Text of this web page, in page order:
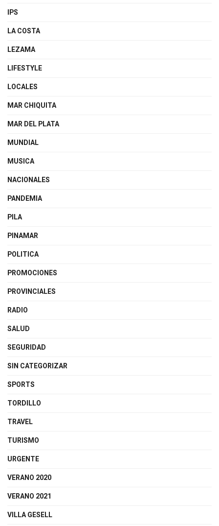
IPS
LA COSTA
LEZAMA
LIFESTYLE
LOCALES
MAR CHIQUITA
MAR DEL PLATA
MUNDIAL
MUSICA
NACIONALES
PANDEMIA
PILA
PINAMAR
POLITICA
PROMOCIONES
PROVINCIALES
RADIO
SALUD
SEGURIDAD
SIN CATEGORIZAR
SPORTS
TORDILLO
TRAVEL
TURISMO
URGENTE
VERANO 2020
VERANO 2021
VILLA GESELL